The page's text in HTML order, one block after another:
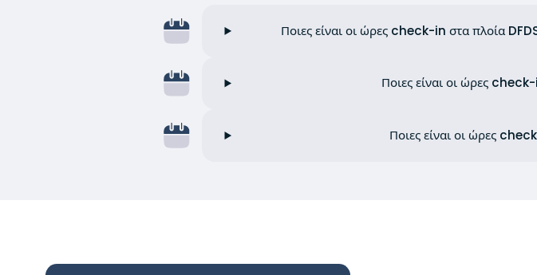
Ποιες είναι οι ώρες check-in στα πλοία
Ποιες είναι οι ώρες
Ποιες είναι οι ώρες